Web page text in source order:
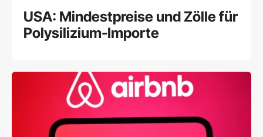
USA: Mindestpreise und Zölle für
Polysilizium-Importe